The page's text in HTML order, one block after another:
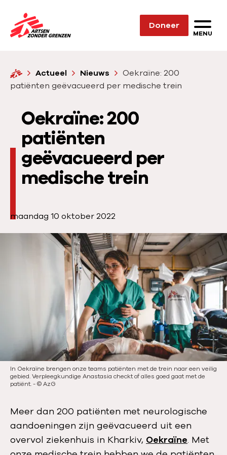
Sla navigatie over
N
r
d
m
e
Doneer
MENU
H
o
e
Actueel Nieuws
Oekraïne: 200
patiënten geëvacueerd per medische trein
Oekraïne: 200
patiënten
geëvacueerd per
medische trein
P
a
t
u
:
maandag 10 oktober 2022
In Oekraïne brengen onze teams patiënten met de trein naar een veilig
gebied. Verpleegkundige Anastasia checkt of alles goed gaat met de
patiënt.-©AzG
Meer dan 200 patiënten met neurologische
aandoeningen zijn geëvacueerd uit een
overvol ziekenhuis in Kharkiv, Oekraïne. Met